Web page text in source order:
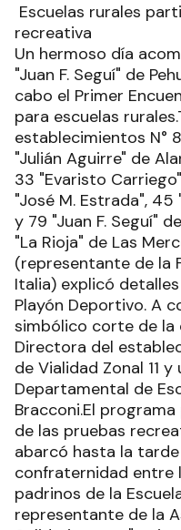
Escuelas rurales
recreativa
Un hermoso día
"Juan F. Seguí" de
cabo el Primer
para escuelas
establecimientos N°
"Julián Aguirre" de
33 "Evaristo
"José M. Estrada",
y 79 "Juan F. Seguí"
"La Rioja" de Las
(representante de la
Italia) explicó
Playón Deportivo. A
simbólico corte de la
Directora del
de Vialidad Zonal 11
Departamental de
Bracconi.El
de las pruebas
abarcó hasta la
confraternidad entre
padrinos de la
representante de la